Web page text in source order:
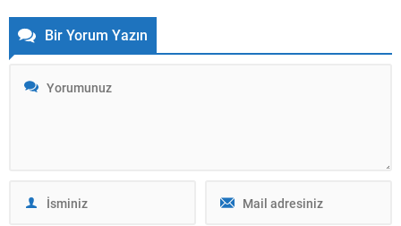
konseptlerini İstanbul’un seçkin
lokasyonlarından Kalamış ile
buluşturuyor. Bağdat Caddesi’nin
prestijli hattı üzerinde hizmete
açılan yeni satış noktası, geniş
Bir Yorum Yazın